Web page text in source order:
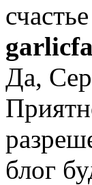
Да,
блог